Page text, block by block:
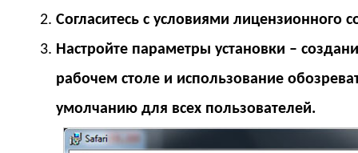
Согласитесь с условиями лицензионного
Настройте параметры установки –
рабочем столе и использование
умолчанию для всех пользователей.